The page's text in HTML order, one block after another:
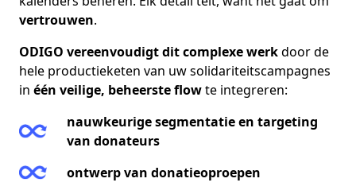
vertrouwen.
ODIGO vereenvoudigt dit complexe werkdoor de
hele productieketen van uwsolidariteitscampagnes
in één veilige, beheerste flowte integreren:
nauwkeurige segmentatie en targeting
van donateurs
ontwerp van donatieoproepen